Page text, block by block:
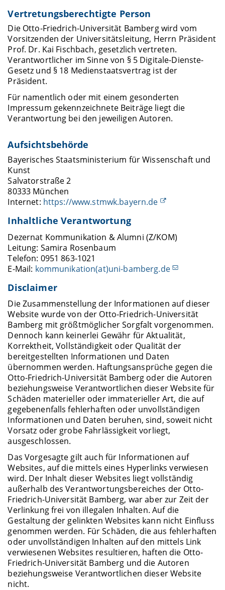
Vertretungsberechtigte Person
Die Otto-Friedrich-Universität Bamberg wird vom
Vorsitzenden der Universitätsleitung, Herrn Präsident
Prof. Dr. Kai Fischbach, gesetzlich vertreten.
Verantwortlicher im Sinne von § 5 Digitale-Dienste-
Gesetz und § 18 Medienstaatsvertrag ist der
Präsident.
Für namentlich oder mit einem gesonderten
Impressum gekennzeichnete Beiträge liegt die
Verantwortung bei den jeweiligen Autoren.
Aufsichtsbehörde
Bayerisches Staatsministerium für Wissenschaft und
Kunst
Salvatorstraße 2
80333 München
Internet: https://www.stmwk.bayern.de
Inhaltliche Verantwortung
Dezernat Kommunikation & Alumni (Z/KOM)
Leitung: Samira Rosenbaum
Telefon: 0951 863-1021
E-Mail: kommunikation(at)uni-bamberg.de
Disclaimer
Die Zusammenstellung der Informationen auf dieser
Website wurde von der Otto-Friedrich-Universität
Bamberg mit größtmöglicher Sorgfalt vorgenommen.
Dennoch kann keinerlei Gewähr für Aktualität,
Korrektheit, Vollständigkeit oder Qualität der
bereitgestellten Informationen und Daten
übernommen werden. Haftungsansprüche gegen die
Otto-Friedrich-Universität Bamberg oder die Autoren
beziehungsweise Verantwortlichen dieser Website für
Schäden materieller oder immaterieller Art, die auf
gegebenenfalls fehlerhaften oder unvollständigen
Informationen und Daten beruhen, sind, soweit nicht
Vorsatz oder grobe Fahrlässigkeit vorliegt,
ausgeschlossen.
Das Vorgesagte gilt auch für Informationen auf
Websites, auf die mittels eines Hyperlinks verwiesen
wird. Der Inhalt dieser Websites liegt vollständig
außerhalb des Verantwortungsbereiches der Otto-
Friedrich-Universität Bamberg, war aber zur Zeit der
Verlinkung frei von illegalen Inhalten. Auf die
Gestaltung der gelinkten Websites kann nicht Einfluss
genommen werden. Für Schäden, die aus fehlerhaften
oder unvollständigen Inhalten auf den mittels Link
verwiesenen Websites resultieren, haften die Otto-
Friedrich-Universität Bamberg und die Autoren
beziehungsweise Verantwortlichen dieser Website
nicht.